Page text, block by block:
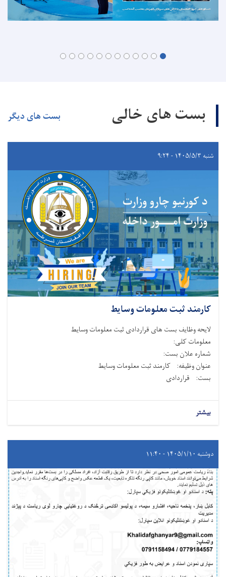
بست های خالی بست های دیگر
شنبه ۱۴۰۵/۵/۳ - ۹:۲۴
کارمند ثبت معلومات وسایط
لایحه وظایف بست های قراردادی ثبت معلومات وسایط
معلومات کلی:
شماره علان بست:
عنوان وظیفه: کارمند ثبت معلومات وسایط
بست: قراردادی
بیشتر
دوشنبه ۱۴۰۵/۱/۱۰ - ۱۱:۴۰